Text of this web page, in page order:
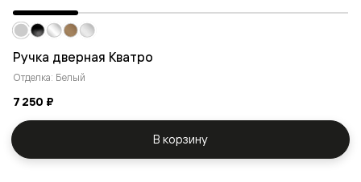
Ручка дверная Кватро
Отделка: Белый
7 250 ₽
В корзину